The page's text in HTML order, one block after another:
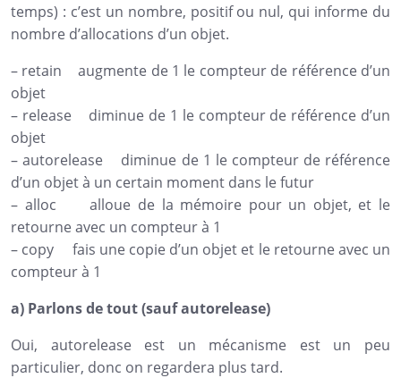
temps) : c’est un nombre, positif ou nul, qui informe du
nombre d’allocations d’un objet.
– retain augmente de 1 le compteur de référence d’un
objet
– release diminue de 1 le compteur de référence d’un
objet
– autorelease diminue de 1 le compteur de référence
d’un objet à un certain moment dans le futur
– alloc alloue de la mémoire pour un objet, et le
retourne avec un compteur à 1
– copy fais une copie d’un objet et le retourne avec un
compteur à 1
a) Parlons de tout (sauf autorelease)
Oui, autorelease est un mécanisme est un peu
particulier, donc on regardera plus tard.